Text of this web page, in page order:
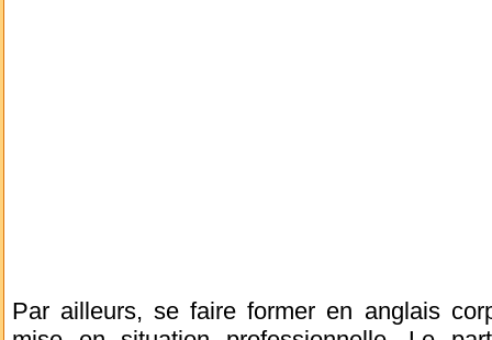
Par ailleurs, se faire former en anglais